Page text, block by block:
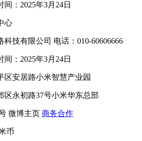
间：2025年3月24日
心
技有限公司 电话：010-60606666
间：2025年3月24日
区安居路小米智慧产业园
区永初路37号小米华东总部
微博主页 商务合作
币